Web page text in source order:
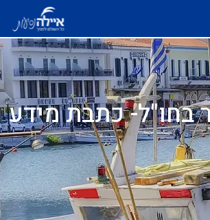
כתבת מידע